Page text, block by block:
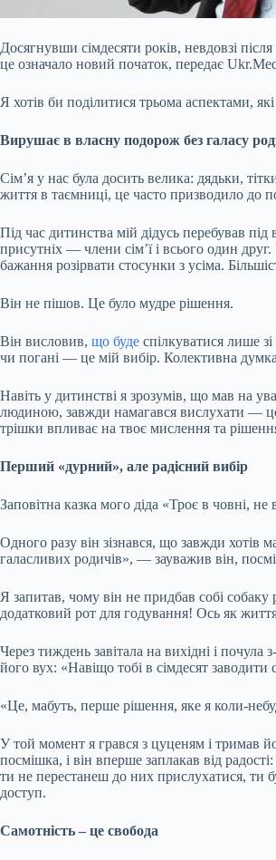
Досягнувши сімдесяти років, невдовзі
це означало новий початок, передає
Я хотів би поділитися трьома аспектами,
Вирушає в власну подорож без галасу
Сім’я у нас була досить велика: дядьки,
життя в таємниці, це часто призводило до
Під час дитинства мій дідусь перебував
присутніх — члени сім’ї і всього один
бажання розірвати стосунки з усіма.
Він не пішов. Це було мудре рішення.
Він висловив, що буде спілкуватися лише
чи погані — це мій вибір. Колективна
Навіть у дитинстві я зрозумів, що мав на
людиною, завжди намагався вислухати —
трішки впливає на твоє мислення та
Перший «дурний», але радісний вибір
Заповітна казка мого діда «Троє в човні,
Одного разу він зізнався, що завжди хотів
галасливих родичів», — зауважив він,
Я запитав, чому він не придбав собі
додатковий рот для годування! Ось як
Через тиждень завітала на вихідні і
його вух: «Навіщо тобі в сімдесят
«Це, мабуть, перше рішення, яке я коли-
У той момент я грався з цуценям і тримав
посмішка, і він вперше заплакав від
ти не перестанеш до них прислухатися, ти
доступ.
Самотність – це свобода